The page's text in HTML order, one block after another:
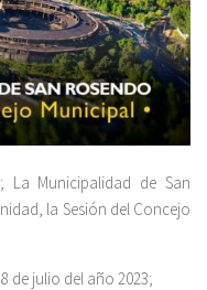
; La Municipalidad de San
la Sesión del Concejo
de julio del año 2023;